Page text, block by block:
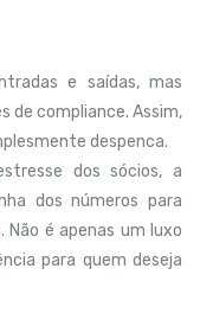
e saídas, mas
de compliance. Assim,
despenca.
dos sócios, a
dos números para
Não é apenas um luxo
para quem deseja